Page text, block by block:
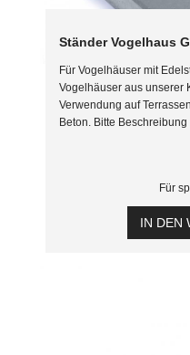
Ständer Vogelhaus
Für Vogelhäuser mit
Vogelhäuser aus unserer
Verwendung auf
Beton. Bitte
Für
IN DEN